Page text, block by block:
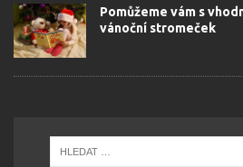
Pomůžeme vám s
vánoční stromeček